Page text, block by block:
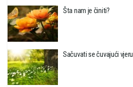
Šta nam je činiti?
Sačuvati se čuvajući vjeru